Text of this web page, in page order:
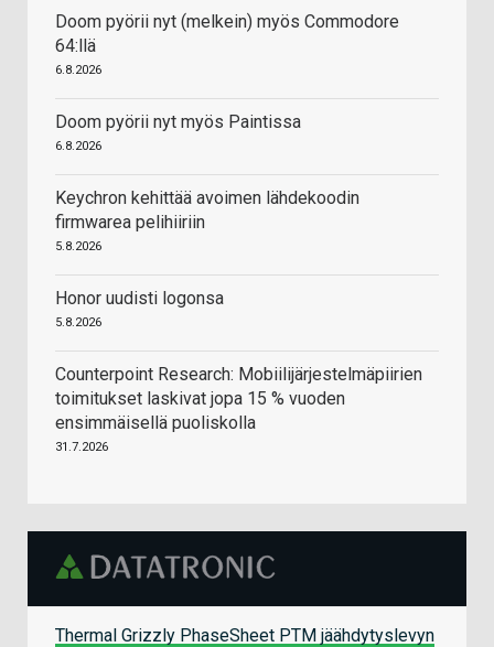
Doom pyörii nyt (melkein) myös Commodore
64:llä
6.8.2026
Doom pyörii nyt myös Paintissa
6.8.2026
Keychron kehittää avoimen lähdekoodin
firmwarea pelihiiriin
5.8.2026
Honor uudisti logonsa
5.8.2026
Counterpoint Research: Mobiilijärjestelmäpiirien
toimitukset laskivat jopa 15 % vuoden
ensimmäisellä puoliskolla
31.7.2026
Thermal Grizzly PhaseSheet PTM jäähdytyslevyn